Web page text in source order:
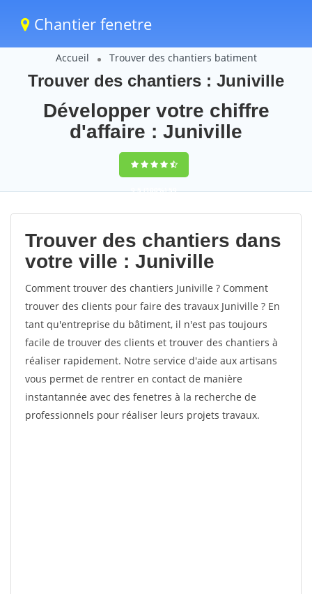
Chantier fenetre
Accueil Trouver des chantiers batiment
Trouver des chantiers : Juniville
Développer votre chiffre
d'affaire : Juniville
9,5(100%)59
votes
Trouver des chantiers dans
votre ville : Juniville
Comment trouver des chantiers Juniville ? Comment
trouver des clients pour faire des travaux Juniville ? En
tant qu'entreprise du bâtiment, il n'est pas toujours
facile de trouver des clients et trouver des chantiers à
réaliser rapidement. Notre service d'aide aux artisans
vous permet de rentrer en contact de manière
instantannée avec des fenetres à la recherche de
professionnels pour réaliser leurs projets travaux.